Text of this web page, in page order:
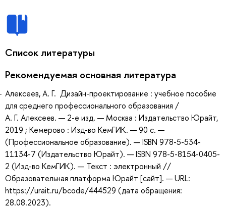
Список литературы
Рекомендуемая основная литература
Алексеев, А. Г. Дизайн-проектирование : учебное пособие
для среднего профессионального образования /
А. Г. Алексеев. — 2-е изд. — Москва : Издательство Юрайт,
2019 ; Кемерово : Изд-во КемГИК. — 90 с. —
(Профессиональное образование). — ISBN 978-5-534-
11134-7 (Издательство Юрайт). — ISBN 978-5-8154-0405-
2 (Изд-во КемГИК). — Текст : электронный //
Образовательная платформа Юрайт [сайт]. — URL:
https://urait.ru/bcode/444529 (дата обращения:
28.08.2023).